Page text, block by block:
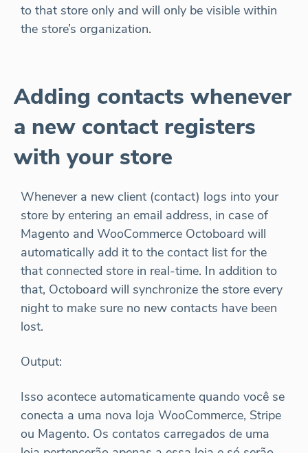
to that store only and will only be visible within
the store’s organization.
Adding contacts whenever
a new contact registers
with your store
Whenever a new client (contact) logs into your
store by entering an email address, in case of
Magento and WooCommerce Octoboard will
automatically add it to the contact list for the
that connected store in real-time. In addition to
that, Octoboard will synchronize the store every
night to make sure no new contacts have been
lost.
Output:
Isso acontece automaticamente quando você se
conecta a uma nova loja WooCommerce, Stripe
ou Magento. Os contatos carregados de uma